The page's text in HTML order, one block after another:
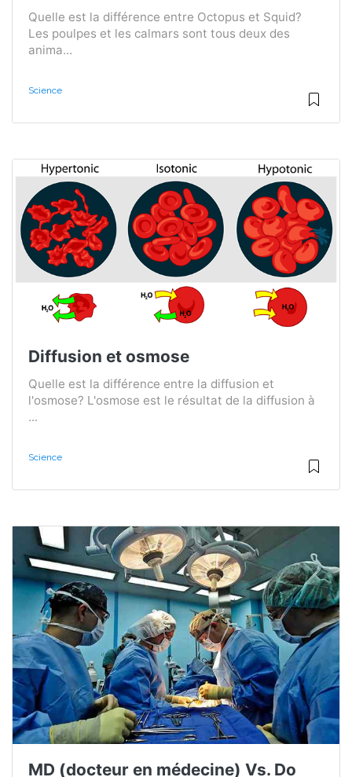
Quelle est la différence entre Octopus et Squid?
Les poulpes et les calmars sont tous deux des
anima...
Science
Diffusion et osmose
Quelle est la différence entre la diffusion et
l'osmose? L'osmose est le résultat de la diffusion à
...
Science
MD (docteur en médecine) Vs. Do